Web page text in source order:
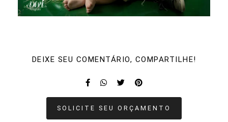
DEIXE SEU COMENTÁRIO, COMPARTILHE!
SOLICITE SEU ORÇAMENTO